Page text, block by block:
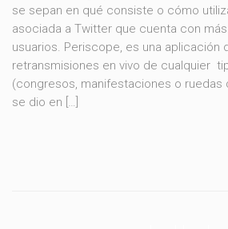
se sepan en qué consiste o cómo
asociada a Twitter que cuenta con
usuarios. Periscope, es una aplicación
retransmisiones en vivo de cualquier
(congresos, manifestaciones o ruedas
se dio en […]